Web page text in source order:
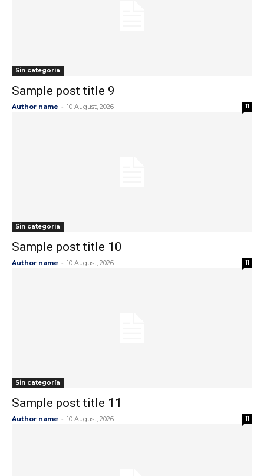
Sin categoría
Sample post title 9
Author name - 10 August, 2026 11
Sin categoría
Sample post title 10
Author name - 10 August, 2026 11
Sin categoría
Sample post title 11
Author name - 10 August, 2026 11